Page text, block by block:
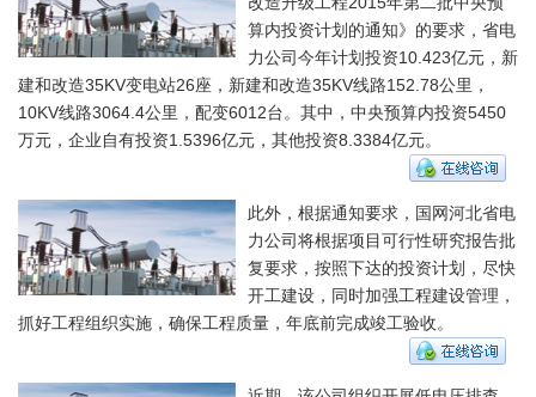
算内投资计划的通知》的要求，省电
力公司今年计划投资10.423亿元，新
建和改造35KV变电站26座，新建和改造35KV线路152.78公里，
10KV线路3064.4公里，配变6012台。其中，中央预算内投资5450
万元，企业自有投资1.5396亿元，其他投资8.3384亿元。
此外，根据通知要求，国网河北省电
力公司将根据项目可行性研究报告批
复要求，按照下达的投资计划，尽快
开工建设，同时加强工程建设管理，
抓好工程组织实施，确保工程质量，年底前完成竣工验收。